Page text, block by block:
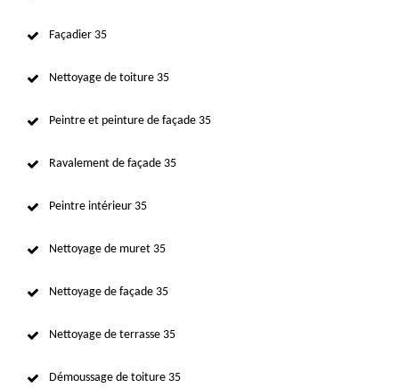
Façadier 35
Nettoyage de toiture 35
Peintre et peinture de façade 35
Ravalement de façade 35
Peintre intérieur 35
Nettoyage de muret 35
Nettoyage de façade 35
Nettoyage de terrasse 35
Démoussage de toiture 35